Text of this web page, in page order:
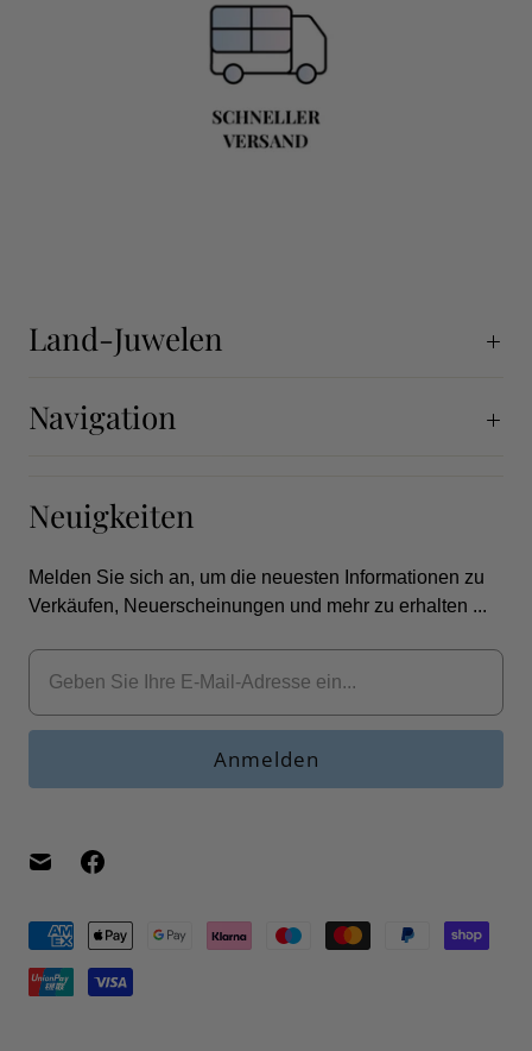
Land-Juwelen
Navigation
Neuigkeiten
Melden Sie sich an, um die neuesten Informationen zu
Verkäufen, Neuerscheinungen und mehr zu erhalten ...